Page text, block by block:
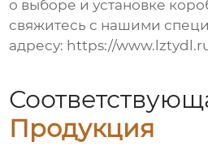
о выборе и установке
свяжитесь с нашими
адресу: https://
Продукция